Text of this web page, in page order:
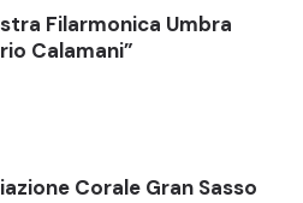
Filarmonica Umbra
Calamani”
Corale Gran Sasso